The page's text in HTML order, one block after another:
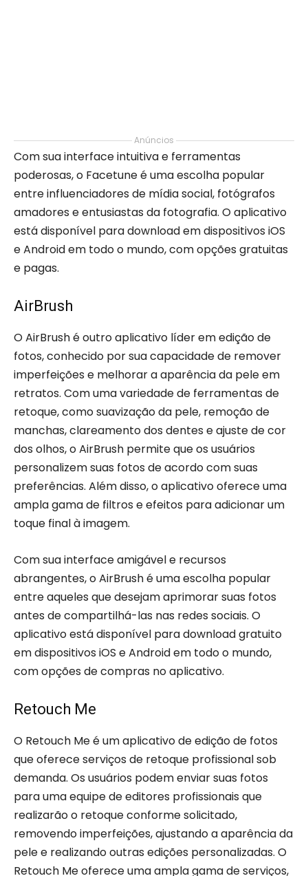
Anúncios
Com sua interface intuitiva e ferramentas
poderosas, o Facetune é uma escolha popular
entre influenciadores de mídia social, fotógrafos
amadores e entusiastas da fotografia. O aplicativo
está disponível para download em dispositivos iOS
e Android em todo o mundo, com opções gratuitas
e pagas.
AirBrush
O AirBrush é outro aplicativo líder em edição de
fotos, conhecido por sua capacidade de remover
imperfeições e melhorar a aparência da pele em
retratos. Com uma variedade de ferramentas de
retoque, como suavização da pele, remoção de
manchas, clareamento dos dentes e ajuste de cor
dos olhos, o AirBrush permite que os usuários
personalizem suas fotos de acordo com suas
preferências. Além disso, o aplicativo oferece uma
ampla gama de filtros e efeitos para adicionar um
toque final à imagem.
Com sua interface amigável e recursos
abrangentes, o AirBrush é uma escolha popular
entre aqueles que desejam aprimorar suas fotos
antes de compartilhá-las nas redes sociais. O
aplicativo está disponível para download gratuito
em dispositivos iOS e Android em todo o mundo,
com opções de compras no aplicativo.
Retouch Me
O Retouch Me é um aplicativo de edição de fotos
que oferece serviços de retoque profissional sob
demanda. Os usuários podem enviar suas fotos
para uma equipe de editores profissionais que
realizarão o retoque conforme solicitado,
removendo imperfeições, ajustando a aparência da
pele e realizando outras edições personalizadas. O
Retouch Me oferece uma ampla gama de serviços,